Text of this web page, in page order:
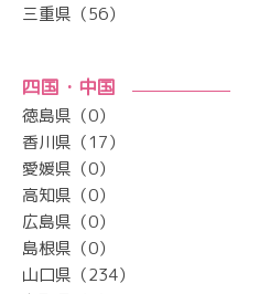
三重県（56）
四国・中国
徳島県（0）
香川県（17）
愛媛県（0）
高知県（0）
広島県（0）
島根県（0）
山口県（234）